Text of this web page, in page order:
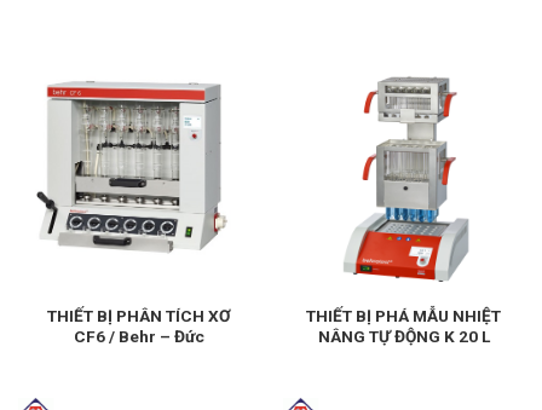
THIẾT BỊ PHÂN TÍCH XƠ
CF6 / Behr – Đức
THIẾT BỊ PHÁ MẪU NHIỆT
NÂNG TỰ ĐỘNG K 20 L